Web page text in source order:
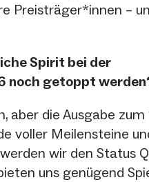
Preisträger*innen –
Spirit bei der
noch getoppt
aber die Ausgabe
voller Meilensteine
wir den Status
uns genügend